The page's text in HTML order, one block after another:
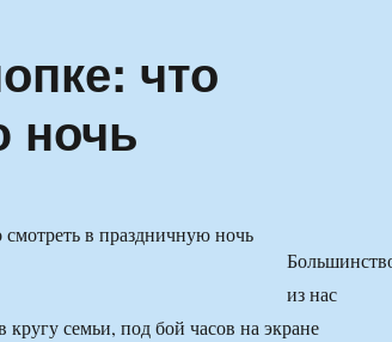
что
ночь
из нас
семьи, под бой часов на экране